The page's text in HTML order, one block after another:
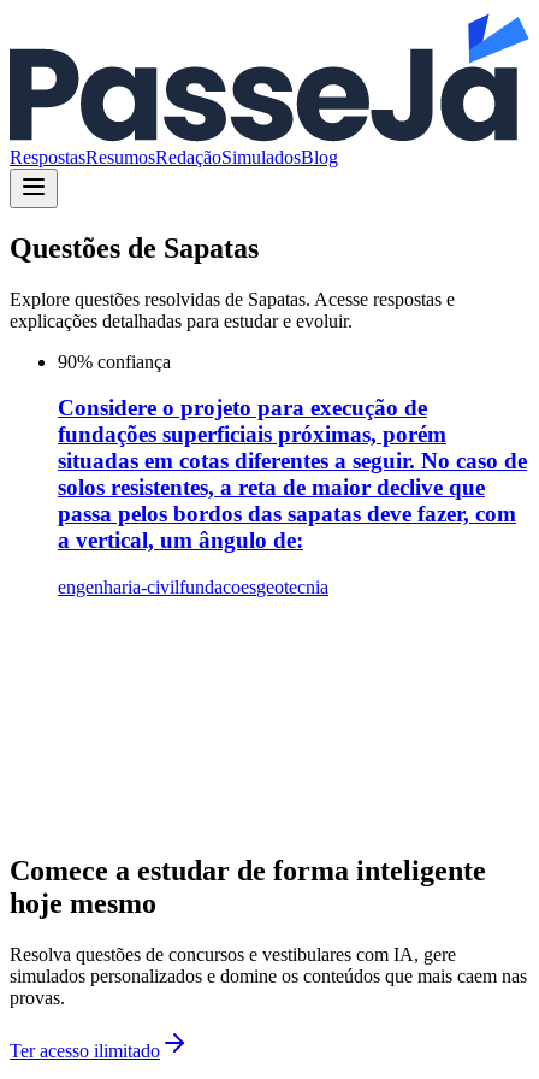
RespostasResumosRedaçãoSimuladosBlog
Questões de Sapatas
Explore questões resolvidas de Sapatas. Acesse respostas e
explicações detalhadas para estudar e evoluir.
90% confiança
Considere o projeto para execução de
fundações superficiais próximas, porém
situadas em cotas diferentes a seguir. No caso de
solos resistentes, a reta de maior declive que
passa pelos bordos das sapatas deve fazer, com
a vertical, um ângulo de:
engenharia-civilfundacoesgeotecnia
Comece a estudar de forma inteligente
hoje mesmo
Resolva questões de concursos e vestibulares com IA, gere
simulados personalizados e domine os conteúdos que mais caem nas
provas.
Ter acesso ilimitado